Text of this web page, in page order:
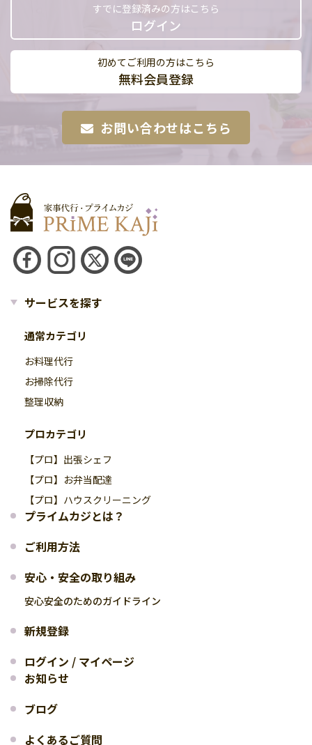
すでに登録済みの方はこちら
ログイン
初めてご利用の方はこちら
無料会員登録
お問い合わせはこちら
サービスを探す
通常カテゴリ
お料理代行
お掃除代行
整理収納
プロカテゴリ
【プロ】出張シェフ
【プロ】お弁当配達
【プロ】ハウスクリーニング
プライムカジとは？
ご利用方法
安心・安全の取り組み
安心安全のためのガイドライン
新規登録
ログイン / マイページ
お知らせ
ブログ
よくあるご質問